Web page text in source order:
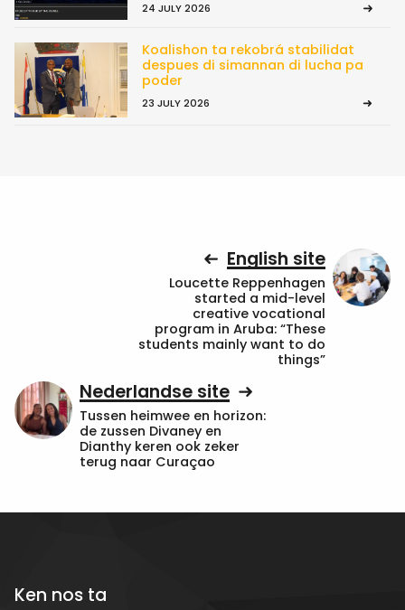
24 JULY 2026
Koalishon ta rekobrá stabilidat
despues di simannan di lucha pa
poder
23 JULY 2026
English site
Loucette Reppenhagen
started a mid-level
creative vocational
program in Aruba: “These
students mainly want to do
things”
Nederlandse site
Tussen heimwee en horizon:
de zussen Divaney en
Dianthy keren ook zeker
terug naar Curaçao
Ken nos ta